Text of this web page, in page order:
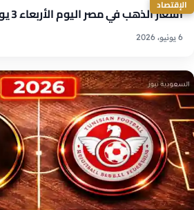
الإقتصاد
أسعار الذهب في مصر اليوم الأربعاء 3 يونيو 2026
6 يونيو، 2026